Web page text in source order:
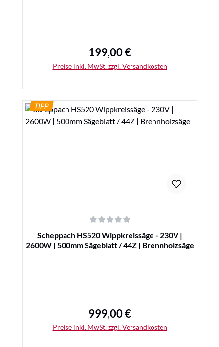
Regulärer Preis:
199,00 €
Preise inkl. MwSt. zzgl. Versandkosten
TIPP
Scheppach HS520 Wippkreissäge - 230V |
2600W | 500mm Sägeblatt / 44Z | Brennholzsäge
Regulärer Preis:
999,00 €
Preise inkl. MwSt. zzgl. Versandkosten